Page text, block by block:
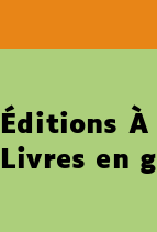
Éditions À
Livres en